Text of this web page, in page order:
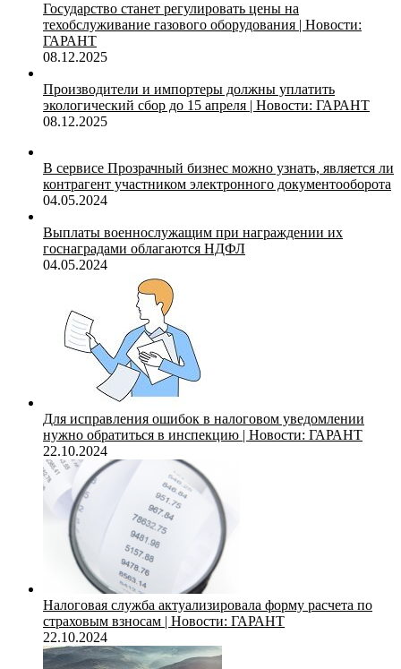
Государство станет регулировать цены на
техобслуживание газового оборудования | Новости:
ГАРАНТ
08.12.2025
Производители и импортеры должны уплатить
экологический сбор до 15 апреля | Новости: ГАРАНТ
08.12.2025
В сервисе Прозрачный бизнес можно узнать, является ли
контрагент участником электронного документооборота
04.05.2024
Выплаты военнослужащим при награждении их
госнаградами облагаются НДФЛ
04.05.2024
Для исправления ошибок в налоговом уведомлении
нужно обратиться в инспекцию | Новости: ГАРАНТ
22.10.2024
Налоговая служба актуализировала форму расчета по
страховым взносам | Новости: ГАРАНТ
22.10.2024